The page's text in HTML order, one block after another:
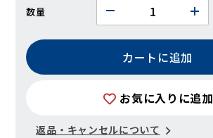
数量
カートに追加
お気に入りに追加
返品・キャンセルについて